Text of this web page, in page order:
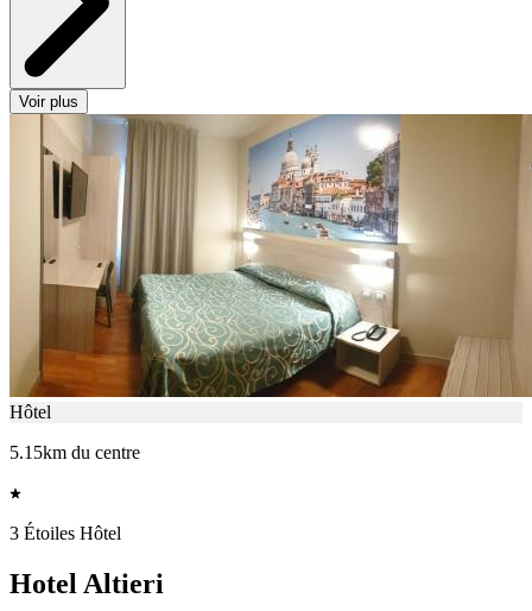
Voir plus
Hôtel
5.15km du centre
3 Étoiles Hôtel
Hotel Altieri